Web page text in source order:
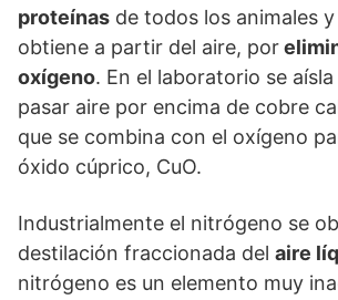
proteínas de todos los animales
obtiene a partir del aire, por
oxígeno. En el laboratorio se
pasar aire por encima de cobre
que se combina con el oxígeno
óxido cúprico, CuO.
Industrialmente el nitrógeno se
destilación fraccionada del aire
nitrógeno es un elemento muy